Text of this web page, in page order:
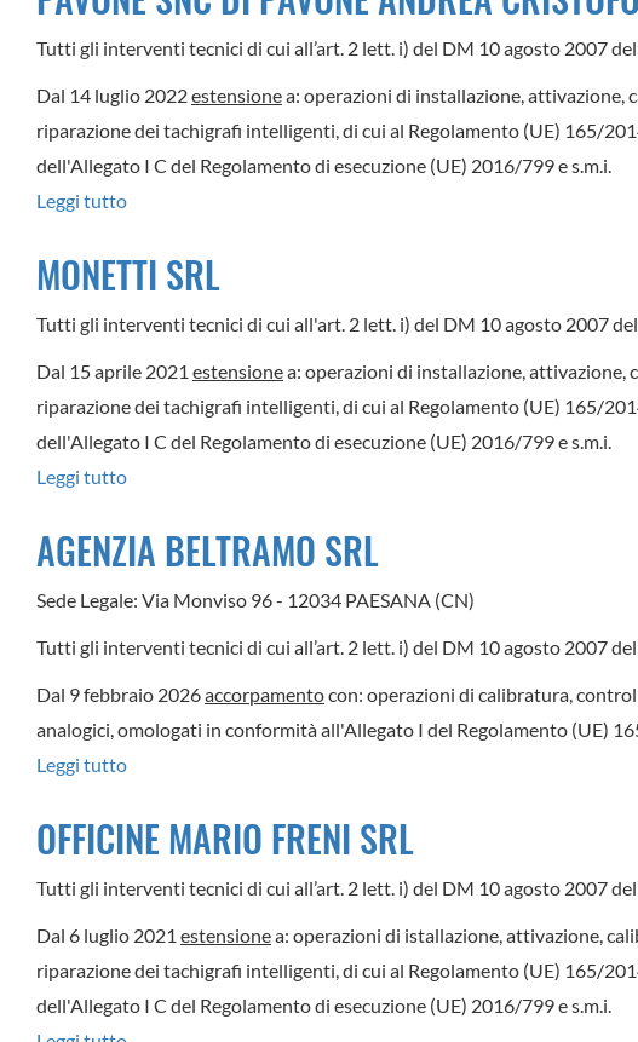
Tutti gli interventi tecnici di cui all’art. 2 lett. i) del DM 10 agosto 2007
Dal 14 luglio 2022estensionea: operazioni di installazione, attivazione,
riparazione dei tachigrafi intelligenti, di cui al Regolamento (UE) 165/
dell'Allegato I C del Regolamento di esecuzione (UE) 2016/799 e s.m.i.
Leggi tutto
SNC
ANDREA
CRISTOFORO
&
MONETTI SRL
Tutti gli interventi tecnici di cui all'art. 2 lett. i) del DM 10 agosto 2007
Dal 15 aprile 2021 estensionea: operazioni di installazione,
riparazione dei tachigrafi intelligenti, di cui al Regolamento (UE) 165/
dell'Allegato I C del Regolamento di esecuzione (UE) 2016/799 e s.m.i.
Leggi tutto
SRL
AGENZIA BELTRAMO SRL
Sede Legale: Via Monviso 96 - 12034 PAESANA (CN)
Tutti gli interventi tecnici di cui all’art. 2 lett. i) del DM 10 agosto 2007
Dal 9 febbraio 2026accorpamentocon: operazioni di calibratura,
analogici, omologati in conformità all'Allegato I del Regolamento (UE)
Leggi tutto
BELTRAMO
OFFICINE MARIO FRENI SRL
Tutti gli interventi tecnici di cui all’art. 2 lett. i) del DM 10 agosto 2007
Dal 6 luglio 2021 estensionea: operazioni di istallazione, attivazione,
riparazione dei tachigrafi intelligenti, di cui al Regolamento (UE) 165/
dell'Allegato I C del Regolamento di esecuzione (UE) 2016/799 e s.m.i.